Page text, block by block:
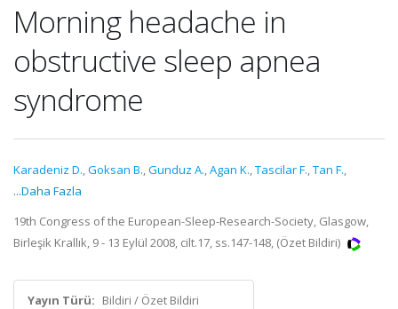
Morning headache in
obstructive sleep apnea
syndrome
Karadeniz D.,Goksan B.,Gunduz A.,Agan K.,Tascilar F.,Tan F.,
...Daha Fazla
19th Congress of the European-Sleep-Research-Society, Glasgow,
Birleşik Krallık, 9 - 13 Eylül 2008, cilt.17, ss.147-148, (Özet Bildiri)
Yayın Türü: Bildiri / Özet Bildiri